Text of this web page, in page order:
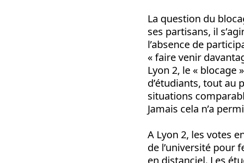
La question du
ses partisans, il
l’absence de
« faire venir
Lyon 2, le « blocage
d’étudiants, tout au
situations
Jamais cela n’a
A Lyon 2, les votes
de l’université pour
en distanciel. Les